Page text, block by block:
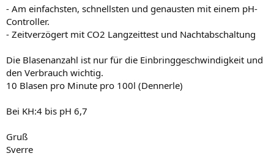
- Am einfachsten, schnellsten und genausten mit einem pH-
Controller.
- Zeitverzögert mit CO2 Langzeittest und Nachtabschaltung
Die Blasenanzahl ist nur für die Einbringgeschwindigkeit und
den Verbrauch wichtig.
10 Blasen pro Minute pro 100l (Dennerle)
Bei KH:4 bis pH 6,7
Gruß
Sverre